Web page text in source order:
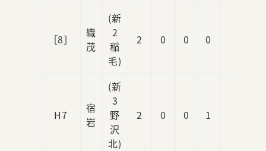
［8］
織
茂
(新
2
稲
毛)
2 0 0 0
H7
宿
岩
(新
3
野
沢
北)
2 0 0 1